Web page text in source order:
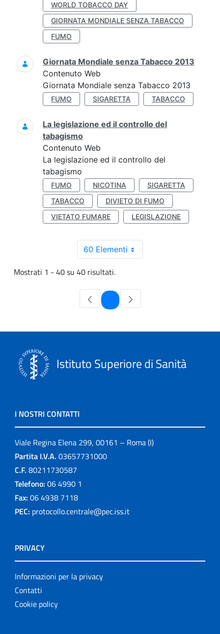
WORLD TOBACCO DAY
GIORNATA MONDIALE SENZA TABACCO
FUMO
Giornata Mondiale senza Tabacco 2013
Contenuto Web
Giornata Mondiale senza Tabacco 2013
FUMO SIGARETTA TABACCO
La legislazione ed il controllo del
tabagismo
Contenuto Web
La legislazione ed il controllo del
tabagismo
FUMO NICOTINA
SIGARETTA
TABACCO
DIVIETO DI FUMO
VIETATO FUMARE
LEGISLAZIONE
60 Elementi
Mostrati 1 - 40 su 40 risultati.
Pagina
Istituto Superiore di Sanità
I NOSTRI CONTATTI
Viale Regina Elena 299, 00161 – Roma (I)
Partita I.V.A. 03657731000
C.F. 80211730587
Telefono: 06 4990 1
Fax: 06 4938 7118
PEC: protocollo.centrale@pec.iss.it
PRIVACY
Informazioni per la privacy
Contatti
Cookie policy